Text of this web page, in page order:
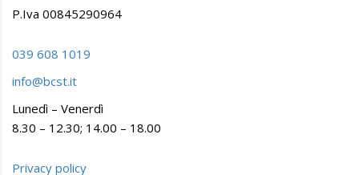
P.Iva 00845290964
039 608 1019
info@bcst.it
Lunedì – Venerdì
8.30 – 12.30; 14.00 – 18.00
Privacy policy